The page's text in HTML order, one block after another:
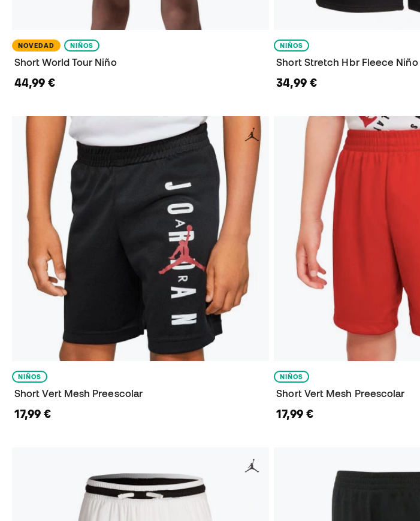
NOVEDAD NIÑOS
Short World Tour Niño
44,99 €
NIÑOS
Short Stretch Hbr Fleece Niño
34,99 €
NIÑOS
Short Vert Mesh Preescolar
17,99 €
NIÑOS
Short Vert Mesh Preescolar
17,99 €